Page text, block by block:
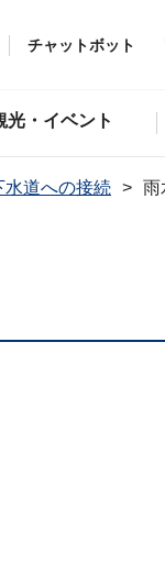
チャットボット
光・イベント
水道への接続 雨